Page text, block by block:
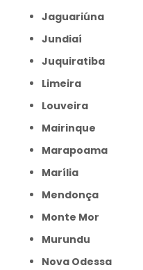
Jaguariúna
Jundiaí
Juquiratiba
Limeira
Louveira
Mairinque
Marapoama
Marília
Mendonça
Monte Mor
Murundu
Nova Odessa